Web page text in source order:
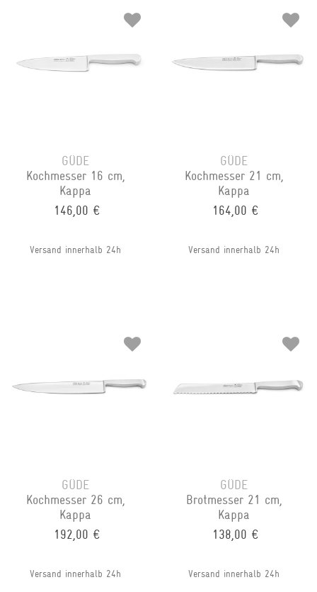
GÜDE
Kochmesser 16 cm,
Kappa
146,00 €
Versand innerhalb 24h
GÜDE
Kochmesser 21 cm,
Kappa
164,00 €
Versand innerhalb 24h
GÜDE
Kochmesser 26 cm,
Kappa
192,00 €
Versand innerhalb 24h
GÜDE
Brotmesser 21 cm,
Kappa
138,00 €
Versand innerhalb 24h